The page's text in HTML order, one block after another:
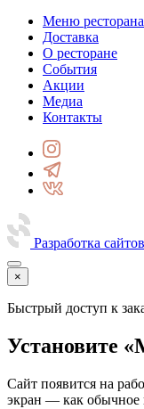
Меню ресторана
Доставка
О ресторане
События
Акции
Медиа
Контакты
Разработка сайтов
×
Быстрый доступ к
Установите
Сайт появится на
экран — как обычное